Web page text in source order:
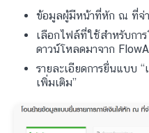
ข้อมูลผู้มีหน้าที่หัก ณ ที่จ่
เลือกไฟล์ที่ใช้สำหรับกา
ดาวน์โหลดมาจาก
รายละเอียดการยื่นแบบ
เพิ่มเติม”